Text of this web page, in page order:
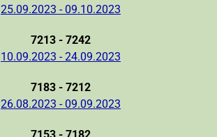
25.09.2023 - 09.10.2023
7213 - 7242
10.09.2023 - 24.09.2023
7183 - 7212
26.08.2023 - 09.09.2023